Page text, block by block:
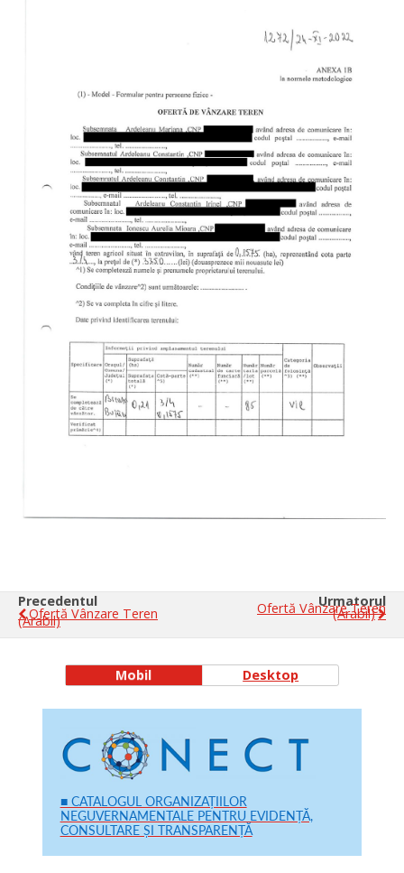
Precedentul
Ofertă Vânzare Teren
(arabil)
Urmatorul
Ofertă Vânzare Teren
(arabil)
Mobil Desktop
■ CATALOGUL ORGANIZAȚIILOR
NEGUVERNAMENTALE PENTRU EVIDENȚĂ,
CONSULTARE ȘI TRANSPARENȚĂ